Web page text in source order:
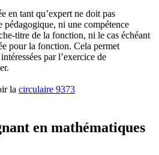
en tant qu’expert ne doit pas
pédagogique, ni une compétence
titre de la fonction, ni le cas échéant
pour la fonction. Cela permet
par l’exercice de
la circulaire 9373
en mathématiques